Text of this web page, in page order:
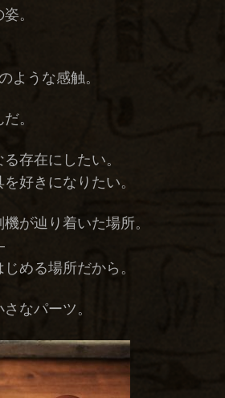
。
ような感触。
。
存在にしたい。
好きになりたい。
が辿り着いた場所。
める場所だから。
なパーツ。